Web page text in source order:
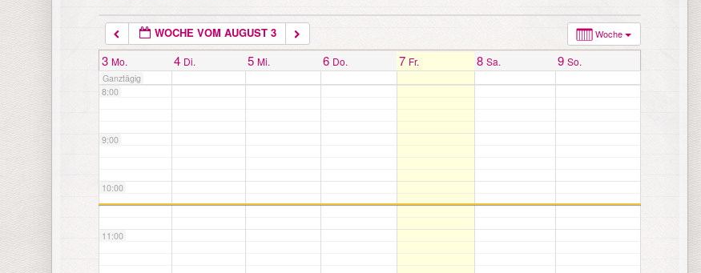
Woche
WOCHE VOM AUGUST 3
3 Mo. 4 Di. 5 Mi. 6 Do. 7 Fr. 8 Sa. 9 So.
Ganztägig
7:00
8:00
9:00
10:00
11:00